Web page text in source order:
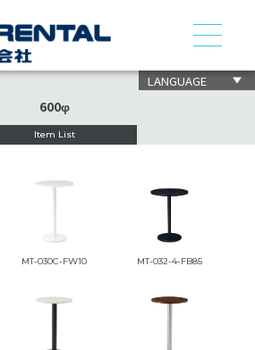
LANGUAGE
600φ
Item List
MT-030C-FW10 MT-032-4-FB85